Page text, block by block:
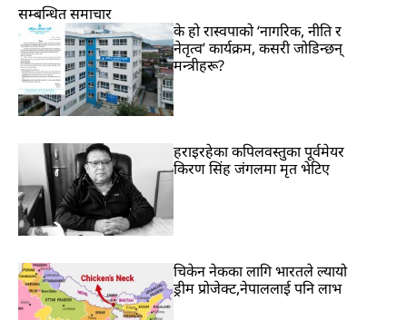
सम्बन्धित समाचार
के हो रास्वपाको ‘नागरिक, नीति र
नेतृत्व’ कार्यक्रम, कसरी जोडिन्छन्
मन्त्रीहरू?
हराइरहेका कपिलवस्तुका पूर्वमेयर
किरण सिंह जंगलमा मृत भेटिए
चिकेन नेकका लागि भारतले ल्यायो
ड्रीम प्रोजेक्ट,नेपाललाई पनि लाभ